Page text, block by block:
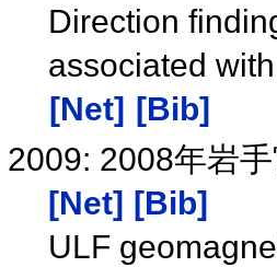
Direction
associated
[Net]
[Bib]
2009: 2008年岩
[Net] [Bib]
ULF